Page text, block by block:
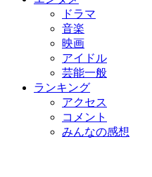
ドラマ
音楽
映画
アイドル
芸能一般
ランキング
アクセス
コメント
みんなの感想